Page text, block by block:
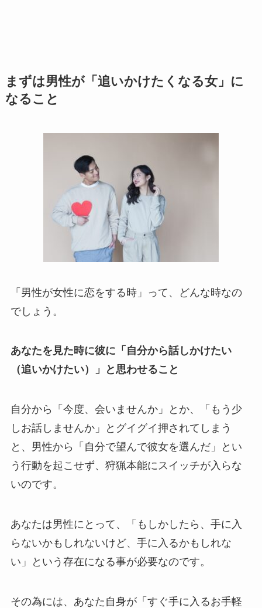
まずは男性が「追いかけたくなる女」に
なること
「男性が女性に恋をする時」って、どんな時なの
でしょう。
あなたを見た時に彼に「自分から話しかけたい
（追いかけたい）」と思わせること
自分から「今度、会いませんか」とか、「もう少
しお話しませんか」とグイグイ押されてしまう
と、男性から「自分で望んで彼女を選んだ」とい
う行動を起こせず、狩猟本能にスイッチが入らな
いのです。
あなたは男性にとって、「もしかしたら、手に入
らないかもしれないけど、手に入るかもしれな
い」という存在になる事が必要なのです。
その為には、あなた自身が「すぐ手に入るお手軽